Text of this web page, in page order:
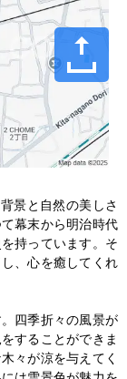
景と自然の美しさ
幕末から明治時代
持っています。そ
、心を癒してくれ
四季折々の風景が
することができま
々が涼を与えてく